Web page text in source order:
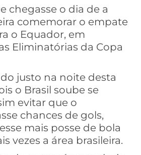
chegasse o dia de a
comemorar o empate
o Equador, em
Eliminatórias da Copa
justo na noite desta
o Brasil soube se
evitar que o
chances de gols,
mais posse de bola
vezes a área brasileira.